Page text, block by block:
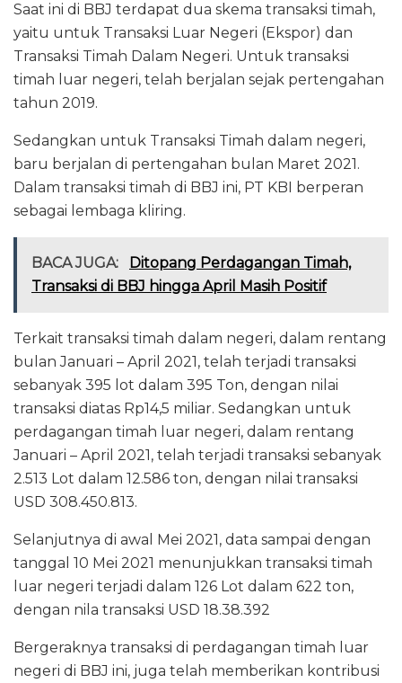
Saat ini di BBJ terdapat dua skema transaksi timah,
yaitu untuk Transaksi Luar Negeri (Ekspor) dan
Transaksi Timah Dalam Negeri. Untuk transaksi
timah luar negeri, telah berjalan sejak pertengahan
tahun 2019.
Sedangkan untuk Transaksi Timah dalam negeri,
baru berjalan di pertengahan bulan Maret 2021.
Dalam transaksi timah di BBJ ini, PT KBI berperan
sebagai lembaga kliring.
BACA JUGA:
Ditopang Perdagangan Timah,
Transaksi di BBJ hingga April Masih Positif
Terkait transaksi timah dalam negeri, dalam rentang
bulan Januari – April 2021, telah terjadi transaksi
sebanyak 395 lot dalam 395 Ton, dengan nilai
transaksi diatas Rp14,5 miliar. Sedangkan untuk
perdagangan timah luar negeri, dalam rentang
Januari – April 2021, telah terjadi transaksi sebanyak
2.513 Lot dalam 12.586 ton, dengan nilai transaksi
USD 308.450.813.
Selanjutnya di awal Mei 2021, data sampai dengan
tanggal 10 Mei 2021 menunjukkan transaksi timah
luar negeri terjadi dalam 126 Lot dalam 622 ton,
dengan nila transaksi USD 18.38.392
Bergeraknya transaksi di perdagangan timah luar
negeri di BBJ ini, juga telah memberikan kontribusi